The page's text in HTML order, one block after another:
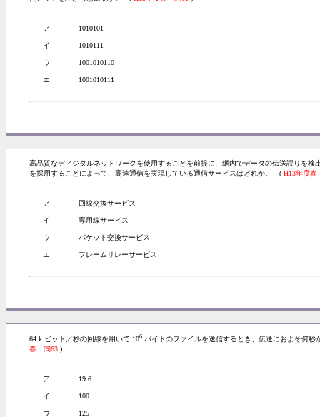
ア 1010101
イ 1010111
ウ 1001010110
エ 1001010111
高品質なディジタルネットワークを使用することを前提に、網内でデータの伝送誤りを
を採用することによって、高速通信を実現している通信サービスはどれか。 ( H13年度
ア 回線交換サービス
イ 専用線サービス
ウ パケット交換サービス
エ フレームリレーサービス
64 k ビット／秒の回線を用いて 106 バイトのファイルを送信するとき、伝送におよそ何
春 問63 )
ア 19.6
イ 100
ウ 125